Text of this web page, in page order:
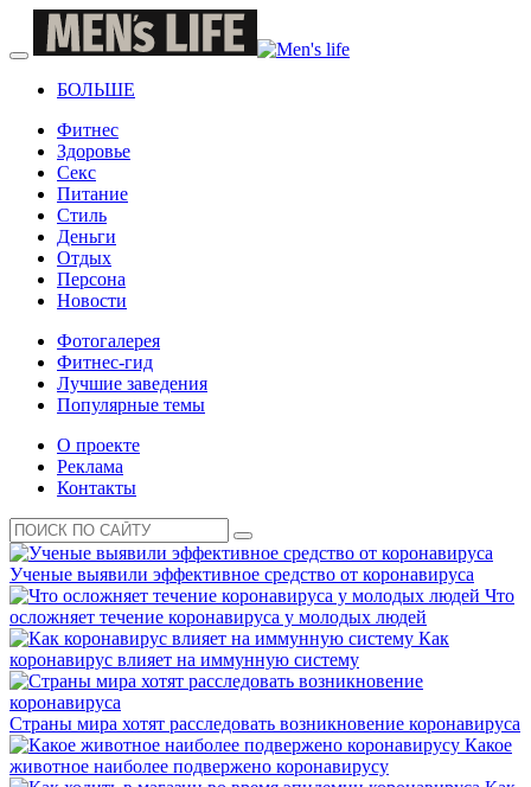
БОЛЬШЕ
Фитнес
Здоровье
Секс
Питание
Стиль
Деньги
Отдых
Персона
Новости
Фотогалерея
Фитнес-гид
Лучшие заведения
Популярные темы
О проекте
Реклама
Контакты
Ученые выявили эффективное средство от коронавируса
Что
осложняет течение коронавируса у молодых людей
Как
коронавирус влияет на иммунную систему
Страны мира хотят расследовать возникновение коронавируса
Какое
животное наиболее подвержено коронавирусу